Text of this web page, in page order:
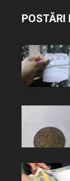
POSTĂRI